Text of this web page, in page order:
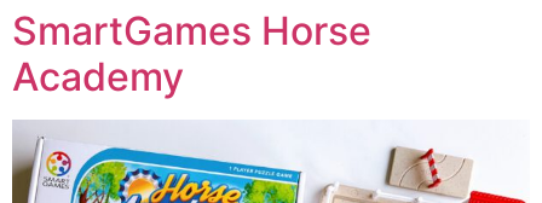
SmartGames Horse
Academy